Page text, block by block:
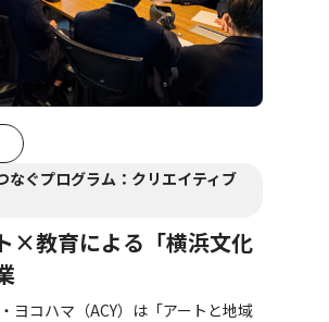
なぐプログラム：クリエイティブ
×教育による「横浜文化
ヨコハマ（ACY）は「アートと地域